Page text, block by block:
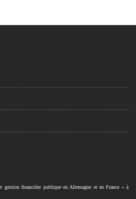
gestion financière publique en Allemagne et en France » à